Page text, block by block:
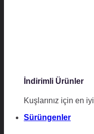
İndirimli Ürünler
Kuşlarınız için en
Sürüngenler